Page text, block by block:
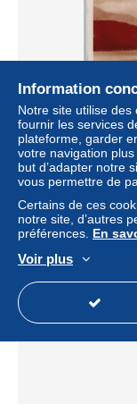
6900 Lugano
Information
Notre site utilise
fournir les services
plateforme, garder
votre navigation
but d’adapter notre
vous permettre de
Certains de ces
notre site, d’autres
préférences. En
Voir plus